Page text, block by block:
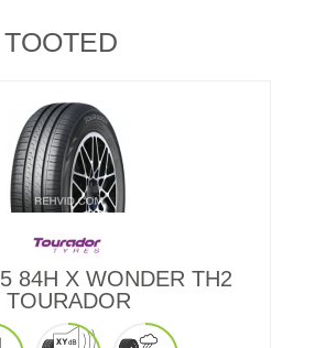
84H X WONDER TH2
TOURADOR